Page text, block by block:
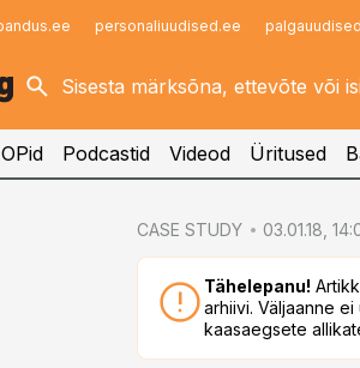
personaliuudised.ee
imelineajalugu.ee
Podcastid Videod Üritused
CASE STUDY 03.01.18,
Tähelepanu!
arhiivi. Väljaanne
kaasaegsete